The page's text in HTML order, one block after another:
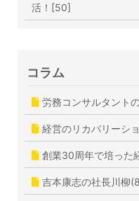
活！[50]
コラム
労務コンサルタント
経営のリカバリーシ
創業30周年で培っ
吉本康志の社長川柳